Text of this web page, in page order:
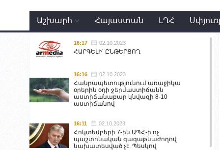
Աշխարհ Հայաստան ԼՂՀ
16:17 02.10.2023
ՀԱՐԳԵԼԻ՛ ԸՆԹԵՐՑՈՂ
16:16 02.10.2023
Հանրապետությունում առաջիկա
օրերին օդի ջերմաստիճանն
աստիճանաբար կնվազի 8-10
աստիճանով
16:11 02.10.2023
Հոկտեմբերի 7-ին ԱՊՀ-ի ոչ
պաշտոնական գագաթնաժողով
նախատեսված չէ. Պեսկով